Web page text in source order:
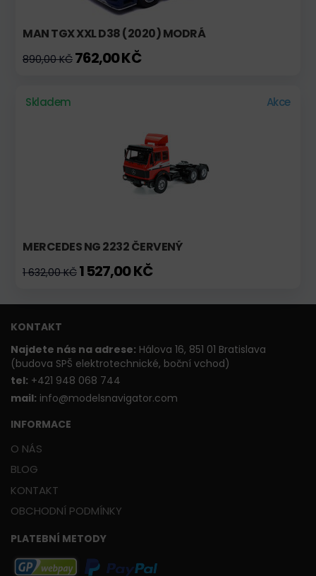
MAN TGX XXL D38 (2020) MODRÁ
890,00 KČ 762,00 KČ
Skladem Akce
MERCEDES NG 2232 ČERVENÝ
1 632,00 KČ 1 527,00 KČ
KONTAKT
Najdete nás na adrese: Hálova 16, 851 01 Bratislava
(budova SPŠ elektrotechnické, boční vchod)
tel: +421 948 068 744
mail: info@modelsnavigator.com
INFORMACE
O NÁS
BLOG
KONTAKT
OBCHODNÍ PODMÍNKY
PLATEBNÍ METODY